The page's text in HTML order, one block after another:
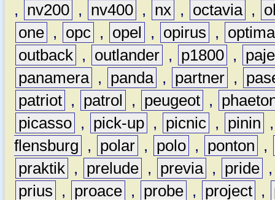
,
nv200 , nv400 , nx , octavia ,
one , opc , opel , opirus ,
optima
outback , outlander , p1800 ,
panamera , panda , partner ,
patriot , patrol , peugeot ,
picasso , pick-up , picnic , pinin
flensburg
, polar , polo , ponton
,
praktik , prelude , previa , pride
prius
, proace , probe , project ,